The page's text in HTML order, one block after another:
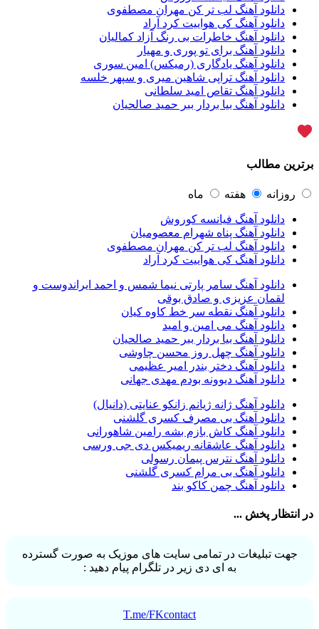
پازل بند54
بهنام علمشاهی54
امید جهان52
علی عبدالمالکی50
احسان خواجه امیری50
محمد علیزاده50
محسن یاحقی46
علیرضا قربانی45
ماکان بند45
عماد طالب زاده
مسعود صادقلو42
مهدی جهانی39
احمد سعیدی39
امین فیاض39
حامد همایون38
بهنام صفوی
شادمهر عقیلی37
پیوند36
راغب36
رضا شیری36
علی زند وکیلی35
علی عباسی33
علی زارعی33
علی ارشدی33
سینا شعبانخانی
سیامک عباسی32
حمید هیراد32
شهرام شکوهی32
امین رستمی31
احمد صفایی31
یاسر محمودی31
امو بند31
سینا سرلک
مجید رضوی
یاس29
دانلود آهنگ لب تر کن مهران مصطفوی
دانلود آهنگ کی هواییت کرد آراد
دانلود آهنگ خاطرات بی رنگ آزاد کمالیان
دانلود آهنگ برای تو پوری و مهیار
دانلود آهنگ یادگاری (رمیکس) امین سوری
دانلود آهنگ تراپی شاهین میری و سپهر خلسه
دانلود آهنگ تقاص امید سلطانی
دانلود آهنگ بیا بردار ببر حمید صالحیان
برترین مطالب
روزانه هفته ماه
دانلود آهنگ فیانسه کوروش
دانلود آهنگ پناه شهرام معصومیان
دانلود آهنگ لب تر کن مهران مصطفوی
دانلود آهنگ کی هواییت کرد آراد
دانلود آهنگ سامر پارتی نیما شمس و احمد ایراندوست و
لقمان عزیزی و صادق بوقی
دانلود آهنگ نقطه سر خط کاوه کیان
دانلود آهنگ می امین و امید
دانلود آهنگ بیا بردار ببر حمید صالحیان
دانلود آهنگ چهل روز محسن چاوشی
دانلود آهنگ دختر بندر امیر عظیمی
دانلود آهنگ دیوونه بودم مهدی جهانی
دانلود آهنگ ژانه ژیانم زانکو عنایتی (دانیال)
دانلود آهنگ بی مصرف کسری گلشنی
دانلود آهنگ کاش بازم بشه رامین شاهورانی
دانلود آهنگ عاشقانه ریمیکس دی جی ورسی
دانلود آهنگ نترس پیمان رسولی
دانلود آهنگ بی مرام کسری گلشنی
دانلود آهنگ چمن کاکو بند
در انتظار پخش ...
جهت تبلیغات در تمامی سایت های موزیک به صورت گسترده
به ای دی زیر در تلگرام پیام دهید :
T.me/FKcontact